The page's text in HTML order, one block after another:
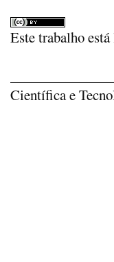
Este trabalho
Científica e